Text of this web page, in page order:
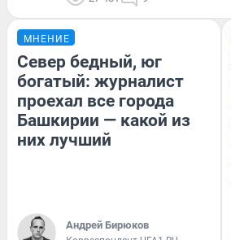
МНЕНИЕ
Север бедный, юг
богатый: журналист
проехал все города
Башкирии — какой из
них лучший
Андрей Бирюков